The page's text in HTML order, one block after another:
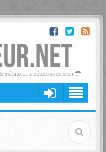
métaux et la détection de loisir